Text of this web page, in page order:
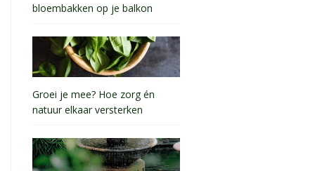
bloembakken op je balkon
Groei je mee? Hoe zorg én
natuur elkaar versterken